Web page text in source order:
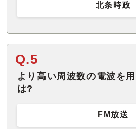
北条時政
Q.5
より高い周波数の電波を
は?
FM放送